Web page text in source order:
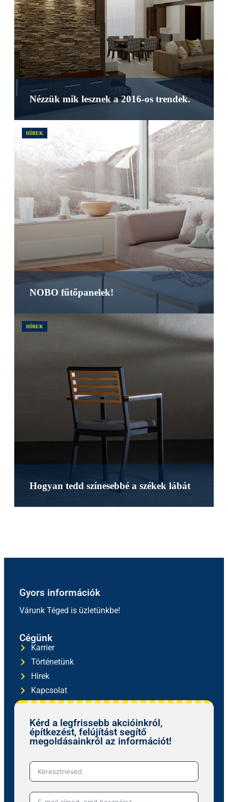
Nézzük mik lesznek a 2016-os trendek.
NOBO fűtőpanelek!
HÍREK
Hogyan tedd színesebbé a székek lábát
HÍREK
Gyors információk
Várunk Téged is üzletünkbe!
Cégünk
Karrier
Történetünk
Hírek
Kapcsolat
Kérd a legfrissebb akcióinkról,
építkezést, felújítást segítő
megoldásainkról az információt!